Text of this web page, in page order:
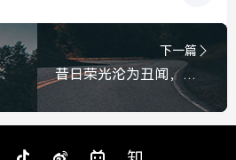
角一周旅游预算清单大公开
下一篇
昔日荣光沦为丑闻，法国又一位国民级明星因性侵丑闻崩塌，法国国民级明星因性侵丑闻崩塌，昔日荣光沦为丑闻